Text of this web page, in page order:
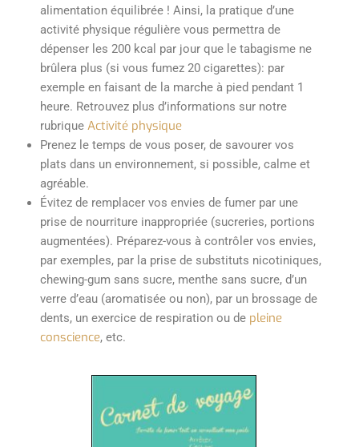
alimentation équilibrée ! Ainsi, l a pratique d’une
activité physique régulière vous permettra de
dépenser les 200 kcal par jour que le tabagisme ne
brûlera plus (si vous fumez 20 cigarettes): par
exemple en faisant de la marche à pied pendant 1
heure. Retrouvez plus d’informations sur notre
rubrique Activité physique
Prenez le temps de vous poser, de savourer vos
plats dans un environnement, si possible, calme et
agréable.
Évitez de remplacer vos envies de fumer par une
prise de nourriture inappropriée (sucreries, portions
augmentées). Préparez-vous à contrôler vos envies,
par exemples, par la prise de substituts nicotiniques,
chewing-gum sans sucre, menthe sans sucre, d’un
verre d’eau (aromatisée ou non), par un brossage de
dents, un exercice de respiration ou de pleine
conscience, etc.